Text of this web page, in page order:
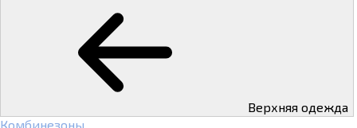
Верхняя одежда
Комбинезоны